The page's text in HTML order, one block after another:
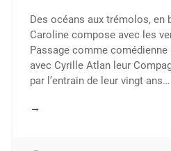
Des océans aux trémolos, en
Caroline compose avec les
Passage comme
avec Cyrille Atlan leur
par l’entrain de leur vingt ans…
→